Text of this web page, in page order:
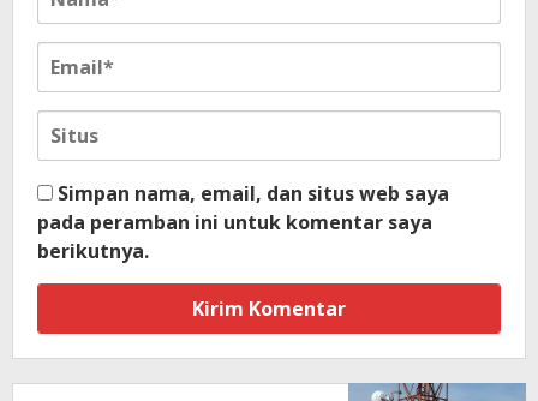
Simpan nama, email, dan situs web saya
pada peramban ini untuk komentar saya
berikutnya.